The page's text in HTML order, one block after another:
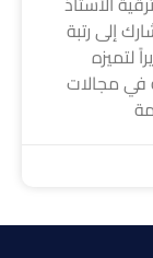
إلى رتبة
لتميزه
في مجالات